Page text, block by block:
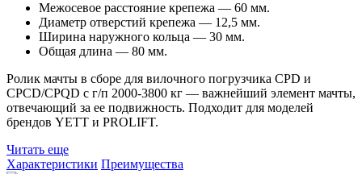
Межосевое расстояние крепежа — 60 мм.
Диаметр отверстий крепежа — 12,5 мм.
Ширина наружного кольца — 30 мм.
Общая длина — 80 мм.
Ролик мачты в сборе для вилочного погрузчика CPD и
CPCD/CPQD с г/п 2000-3800 кг — важнейший элемент мачты,
отвечающий за ее подвижность. Подходит для моделей
брендов YETT и PROLIFT.
Читать еще
Характеристики Преимущества